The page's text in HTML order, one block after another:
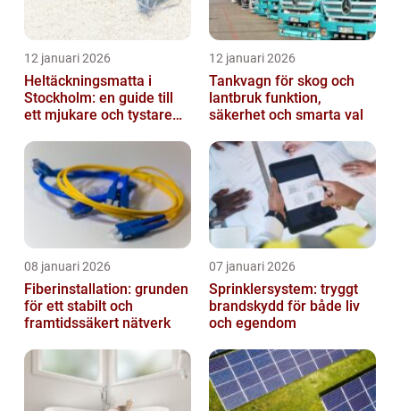
12 januari 2026
Heltäckningsmatta i
Stockholm: en guide till
ett mjukare och tystare
12 januari 2026
Tankvagn för skog och
lantbruk funktion,
säkerhet och smarta val
08 januari 2026
Fiberinstallation: grunden
för ett stabilt och
framtidssäkert nätverk
07 januari 2026
Sprinklersystem: tryggt
brandskydd för både liv
och egendom